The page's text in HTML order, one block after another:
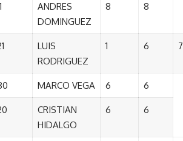
ANDRES
DOMINGUEZ
8 8
LUIS
RODRIGUEZ
1 6 7
MARCO VEGA 6 6
CRISTIAN
HIDALGO
6 6